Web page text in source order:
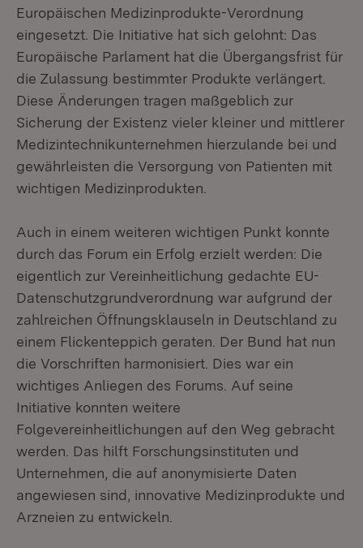
Europäischen Medizinprodukte-Verordnung
eingesetzt. Die Initiative hat sich gelohnt: Das
Europäische Parlament hat die Übergangsfrist für
die Zulassung bestimmter Produkte verlängert.
Diese Änderungen tragen maßgeblich zur
Sicherung der Existenz vieler kleiner und mittlerer
Medizintechnikunternehmen hierzulande bei und
gewährleisten die Versorgung von Patienten mit
wichtigen Medizinprodukten.
Auch in einem weiteren wichtigen Punkt konnte
durch das Forum ein Erfolg erzielt werden: Die
eigentlich zur Vereinheitlichung gedachte EU-
Datenschutzgrundverordnung war aufgrund der
zahlreichen Öffnungsklauseln in Deutschland zu
einem Flickenteppich geraten. Der Bund hat nun
die Vorschriften harmonisiert. Dies war ein
wichtiges Anliegen des Forums. Auf seine
Initiative konnten weitere
Folgevereinheitlichungen auf den Weg gebracht
werden. Das hilft Forschungsinstituten und
Unternehmen, die auf anonymisierte Daten
angewiesen sind, innovative Medizinprodukte und
Arzneien zu entwickeln.